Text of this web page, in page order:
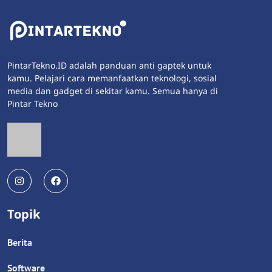
PintarTekno.ID adalah panduan anti gaptek untuk
kamu. Pelajari cara memanfaatkan teknologi, sosial
media dan gadget di sekitar kamu. Semua hanya di
Pintar Tekno
Topik
Berita
Software